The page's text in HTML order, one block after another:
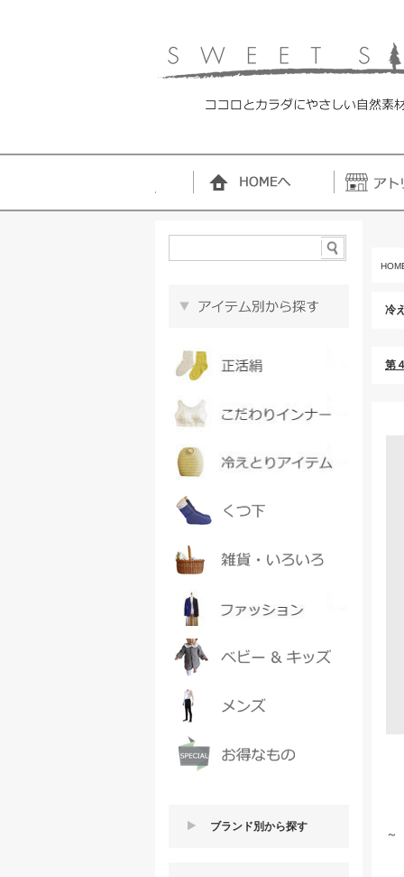
冷
第
～
ブランド別から探す